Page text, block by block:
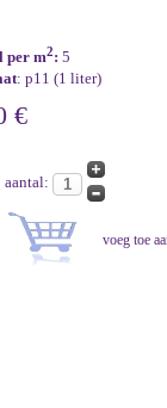
per m2: 5
: p11 (1 liter)
€
aantal: